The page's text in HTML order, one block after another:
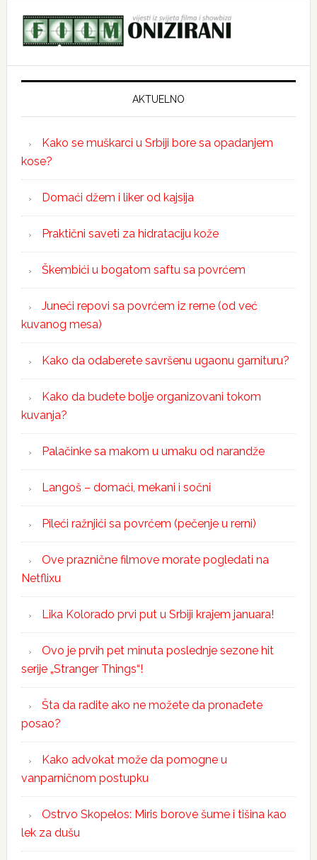
AKTUELNO
Kako se muškarci u Srbiji bore sa opadanjem
kose?
Domaći džem i liker od kajsija
Praktični saveti za hidrataciju kože
Škembići u bogatom saftu sa povrćem
Juneći repovi sa povrćem iz rerne (od već
kuvanog mesa)
Kako da odaberete savršenu ugaonu garnituru?
Kako da budete bolje organizovani tokom
kuvanja?
Palačinke sa makom u umaku od narandže
Langoš – domaći, mekani i sočni
Pileći ražnjići sa povrćem (pečenje u rerni)
Ove praznične filmove morate pogledati na
Netflixu
Lika Kolorado prvi put u Srbiji krajem januara!
Ovo je prvih pet minuta poslednje sezone hit
serije „Stranger Things“!
Šta da radite ako ne možete da pronađete
posao?
Kako advokat može da pomogne u
vanparničnom postupku
Ostrvo Skopelos: Miris borove šume i tišina kao
lek za dušu